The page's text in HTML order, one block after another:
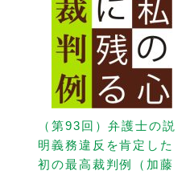
（第93回）弁護士の説
明義務違反を肯定した
初の最高裁判例（加藤